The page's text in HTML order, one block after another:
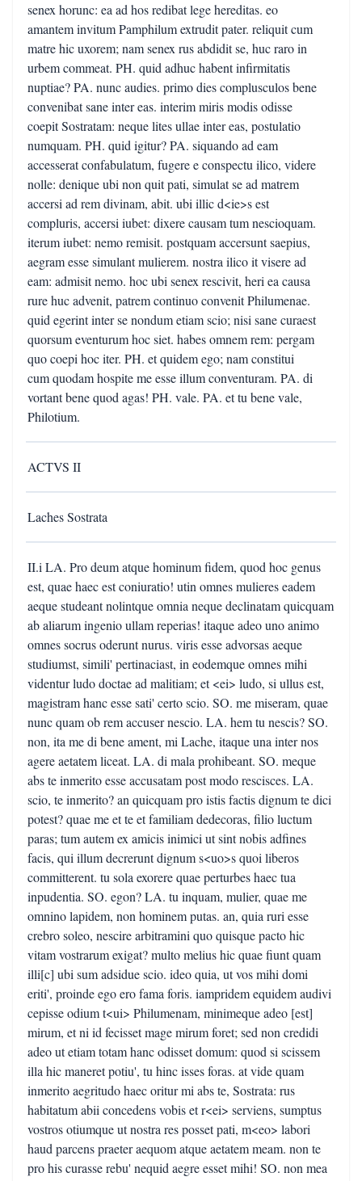
senex horunc: ea ad hos redibat lege hereditas. eo
amantem invitum Pamphilum extrudit pater. reliquit cum
matre hic uxorem; nam senex rus abdidit se, huc raro in
urbem commeat. PH. quid adhuc habent infirmitatis
nuptiae? PA. nunc audies. primo dies complusculos bene
convenibat sane inter eas. interim miris modis odisse
coepit Sostratam: neque lites ullae inter eas, postulatio
numquam. PH. quid igitur? PA. siquando ad eam
accesserat confabulatum, fugere e conspectu ilico, videre
nolle: denique ubi non quit pati, simulat se ad matrem
accersi ad rem divinam, abit. ubi illic d<ie>s est
compluris, accersi iubet: dixere causam tum nescioquam.
iterum iubet: nemo remisit. postquam accersunt saepius,
aegram esse simulant mulierem. nostra ilico it visere ad
eam: admisit nemo. hoc ubi senex rescivit, heri ea causa
rure huc advenit, patrem continuo convenit Philumenae.
quid egerint inter se nondum etiam scio; nisi sane curaest
quorsum eventurum hoc siet. habes omnem rem: pergam
quo coepi hoc iter. PH. et quidem ego; nam constitui
cum quodam hospite me esse illum conventuram. PA. di
vortant bene quod agas! PH. vale. PA. et tu bene vale,
Philotium.
ACTVS II
Laches Sostrata
II.i LA. Pro deum atque hominum fidem, quod hoc genus
est, quae haec est coniuratio! utin omnes mulieres eadem
aeque studeant nolintque omnia neque declinatam quicquam
ab aliarum ingenio ullam reperias! itaque adeo uno animo
omnes socrus oderunt nurus. viris esse advorsas aeque
studiumst, simili' pertinaciast, in eodemque omnes mihi
videntur ludo doctae ad malitiam; et <ei> ludo, si ullus est,
magistram hanc esse sati' certo scio. SO. me miseram, quae
nunc quam ob rem accuser nescio. LA. hem tu nescis? SO.
non, ita me di bene ament, mi Lache, itaque una inter nos
agere aetatem liceat. LA. di mala prohibeant. SO. meque
abs te inmerito esse accusatam post modo rescisces. LA.
scio, te inmerito? an quicquam pro istis factis dignum te dici
potest? quae me et te et familiam dedecoras, filio luctum
paras; tum autem ex amicis inimici ut sint nobis adfines
facis, qui illum decrerunt dignum s<uo>s quoi liberos
committerent. tu sola exorere quae perturbes haec tua
inpudentia. SO. egon? LA. tu inquam, mulier, quae me
omnino lapidem, non hominem putas. an, quia ruri esse
crebro soleo, nescire arbitramini quo quisque pacto hic
vitam vostrarum exigat? multo melius hic quae fiunt quam
illi[c] ubi sum adsidue scio. ideo quia, ut vos mihi domi
eriti', proinde ego ero fama foris. iampridem equidem audivi
cepisse odium t<ui> Philumenam, minimeque adeo [est]
mirum, et ni id fecisset mage mirum foret; sed non credidi
adeo ut etiam totam hanc odisset domum: quod si scissem
illa hic maneret potiu', tu hinc isses foras. at vide quam
inmerito aegritudo haec oritur mi abs te, Sostrata: rus
habitatum abii concedens vobis et r<ei> serviens, sumptus
vostros otiumque ut nostra res posset pati, m<eo> labori
haud parcens praeter aequom atque aetatem meam. non te
pro his curasse rebu' nequid aegre esset mihi! SO. non mea